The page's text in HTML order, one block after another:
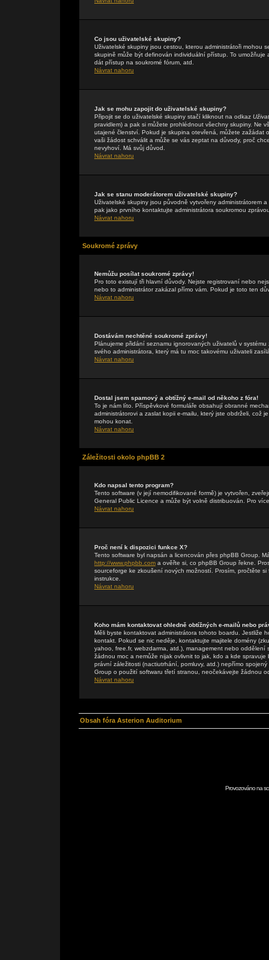
Co jsou uživatelské skupiny?
Uživatelské skupiny jsou cestou, kterou administrátoři mohou
skupině může být definován individuální přístup. To
dát přístup na soukromé fórum, atd.
Návrat nahoru
Jak se mohu zapojit do uživatelské skupiny?
Připojit se do uživatelské skupiny stačí kliknout na odkaz
pravidlem) a pak si můžete prohlédnout všechny skupiny. Ne
utajené členství. Pokud je skupina otevřená, můžete zažádat
vaši žádost schválit a může se vás zeptat na důvody, proč
nevyhoví. Má svůj důvod.
Návrat nahoru
Jak se stanu moderátorem uživatelské skupiny?
Uživatelské skupiny jsou původně vytvořeny administrátorem
pak jako prvního kontaktujte administrátora soukromou
Návrat nahoru
Soukromé zprávy
Nemůžu posílat soukromé zprávy!
Pro toto existují tři hlavní důvody. Nejste registrovaní nebo
nebo to administrátor zakázal přímo vám. Pokud je toto ten
Návrat nahoru
Dostávám nechtěné soukromé zprávy!
Plánujeme přidání seznamu ignorovaných uživatelů v
svého administrátora, který má tu moc takovému uživateli
Návrat nahoru
Dostal jsem spamový a obtížný e-mail od někoho z fóra!
To je nám líto. Příspěvkové formuláře obsahují obranné
administrátorovi a zaslat kopii e-mailu, který jste obdrželi, což
mohou konat.
Návrat nahoru
Záležitosti okolo phpBB 2
Kdo napsal tento program?
Tento software (v její nemodifikované formě) je vytvořen,
General Public Licence a může být volně distribuován. Pro
Návrat nahoru
Proč není k dispozici funkce X?
Tento software byl napsán a licencován přes phpBB Group.
http://www.phpbb.com a ověřte si, co phpBB Group řekne.
sourceforge ke zkoušení nových možností. Prosím, pročtěte
instrukce.
Návrat nahoru
Koho mám kontaktovat ohledně obtížných e-mailů nebo
Měli byste kontaktovat administrátora tohoto boardu. Jestliže
kontakt. Pokud se nic neděje, kontaktujte majitele domény
yahoo, free.fr, webzdarma, atd.), management nebo
žádnou moc a nemůže nijak ovlivnit to jak, kdo a kde
právní záležitosti (nactiutrhání, pomluvy, atd.) nepřímo
Group o použití softwaru třetí stranou, neočekávejte žádnou
Návrat nahoru
Obsah fóra Asterion Auditorium
Provozováno na